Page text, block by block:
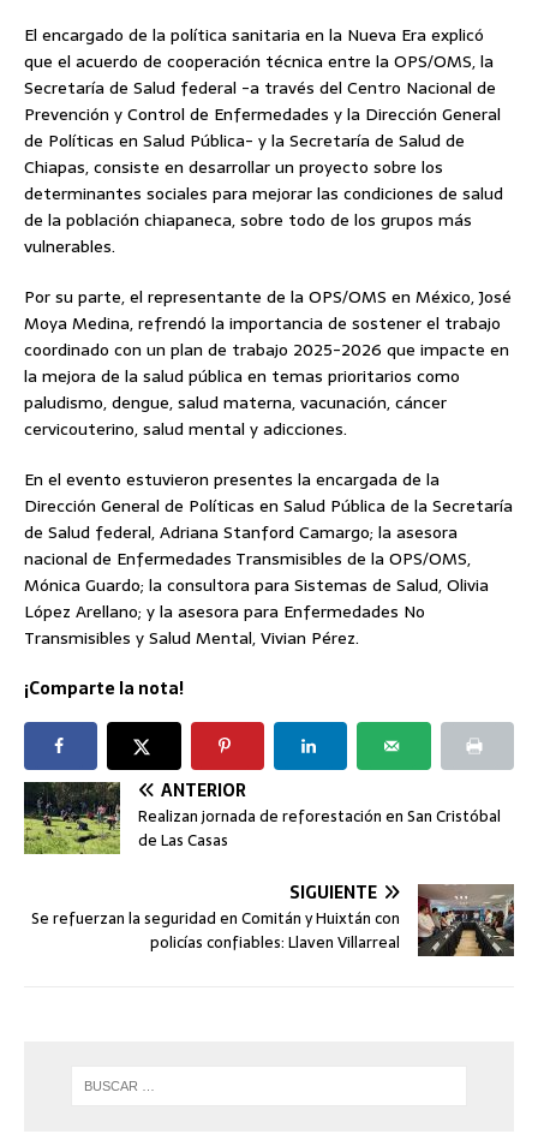
El encargado de la política sanitaria en la Nueva Era explicó
que el acuerdo de cooperación técnica entre la OPS/OMS, la
Secretaría de Salud federal -a través del Centro Nacional de
Prevención y Control de Enfermedades y la Dirección General
de Políticas en Salud Pública- y la Secretaría de Salud de
Chiapas, consiste en desarrollar un proyecto sobre los
determinantes sociales para mejorar las condiciones de salud
de la población chiapaneca, sobre todo de los grupos más
vulnerables.
Por su parte, el representante de la OPS/OMS en México, José
Moya Medina, refrendó la importancia de sostener el trabajo
coordinado con un plan de trabajo 2025-2026 que impacte en
la mejora de la salud pública en temas prioritarios como
paludismo, dengue, salud materna, vacunación, cáncer
cervicouterino, salud mental y adicciones.
En el evento estuvieron presentes la encargada de la
Dirección General de Políticas en Salud Pública de la Secretaría
de Salud federal, Adriana Stanford Camargo; la asesora
nacional de Enfermedades Transmisibles de la OPS/OMS,
Mónica Guardo; la consultora para Sistemas de Salud, Olivia
López Arellano; y la asesora para Enfermedades No
Transmisibles y Salud Mental, Vivian Pérez.
¡Comparte la nota!
ANTERIOR
Realizan jornada de reforestación en San Cristóbal
de Las Casas
SIGUIENTE
Se refuerzan la seguridad en Comitán y Huixtán con
policías confiables: Llaven Villarreal